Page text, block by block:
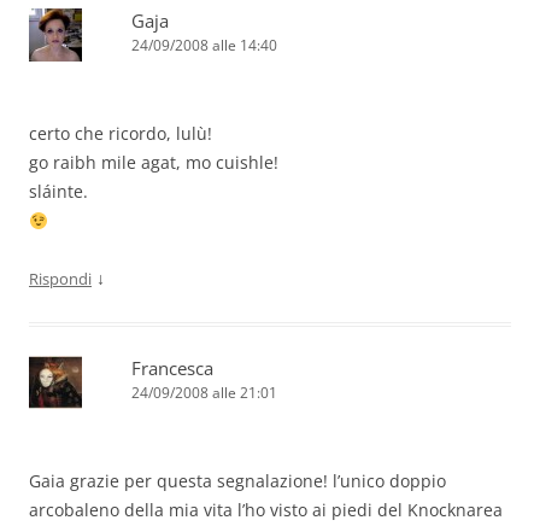
Gaja
24/09/2008 alle 14:40
certo che ricordo, lulù!
go raibh mile agat, mo cuishle!
sláinte.
Rispondi ↓
Francesca
24/09/2008 alle 21:01
Gaia grazie per questa segnalazione! l’unico doppio
arcobaleno della mia vita l’ho visto ai piedi del Knocknarea